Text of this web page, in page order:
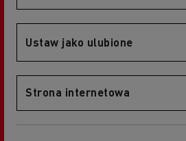
Ustaw jako ulubione
Strona internetowa